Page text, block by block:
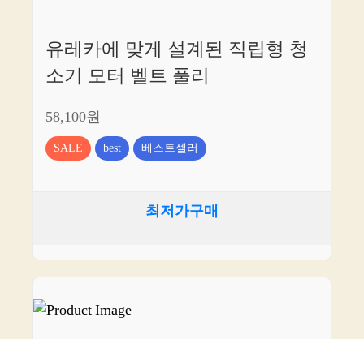
유레카에 맞게 설계된 직립형 청
소기 모터 벨트 풀리
58,100원
SALE best 베스트셀러
최저가구매